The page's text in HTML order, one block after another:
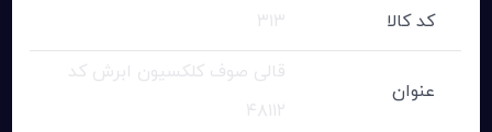
کد کالا ۳۱۳
عنوان
قالی صوف کلکسیون ابرش کد
۴۸۱۱۲